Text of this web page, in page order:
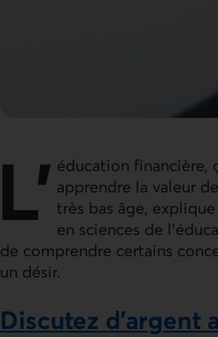
L’ éducation financière,
apprendre la valeur
très bas âge,
en sciences de
de comprendre certains
un désir.
Discutez d’argent